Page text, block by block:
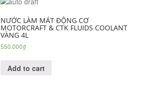
NƯỚC LÀM MÁT ĐỘNG CƠ
MOTORCRAFT & CTK FLUIDS COOLANT
VÀNG 4L
550.000₫
Add to cart